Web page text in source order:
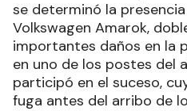
se determinó la
Volkswagen Amarok,
importantes daños en la
en uno de los postes del
participó en el suceso,
fuga antes del arribo de